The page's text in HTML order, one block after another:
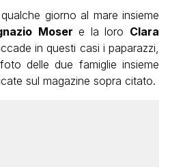
giorno al mare insieme
Moser e la loro Clara
in questi casi i paparazzi,
delle due famiglie insieme
sul magazine sopra citato.